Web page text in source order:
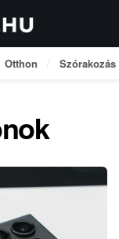
Otthon Szórakozás